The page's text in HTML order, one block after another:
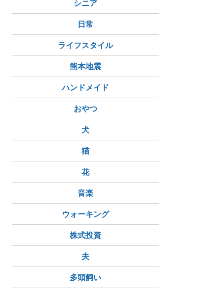
シニア
日常
ライフスタイル
熊本地震
ハンドメイド
おやつ
犬
猫
花
音楽
ウォーキング
株式投資
夫
多頭飼い